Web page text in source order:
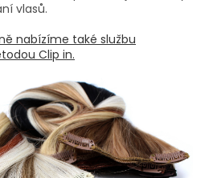
vlasů.
nabízíme také službu
Clip in.